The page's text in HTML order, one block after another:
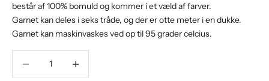
består af 100% bomuld og kommer i et væld af farver.
Garnet kan deles i seks tråde, og der er otte meter i en dukke.
Garnet kan maskinvaskes ved op til 95 grader celcius.